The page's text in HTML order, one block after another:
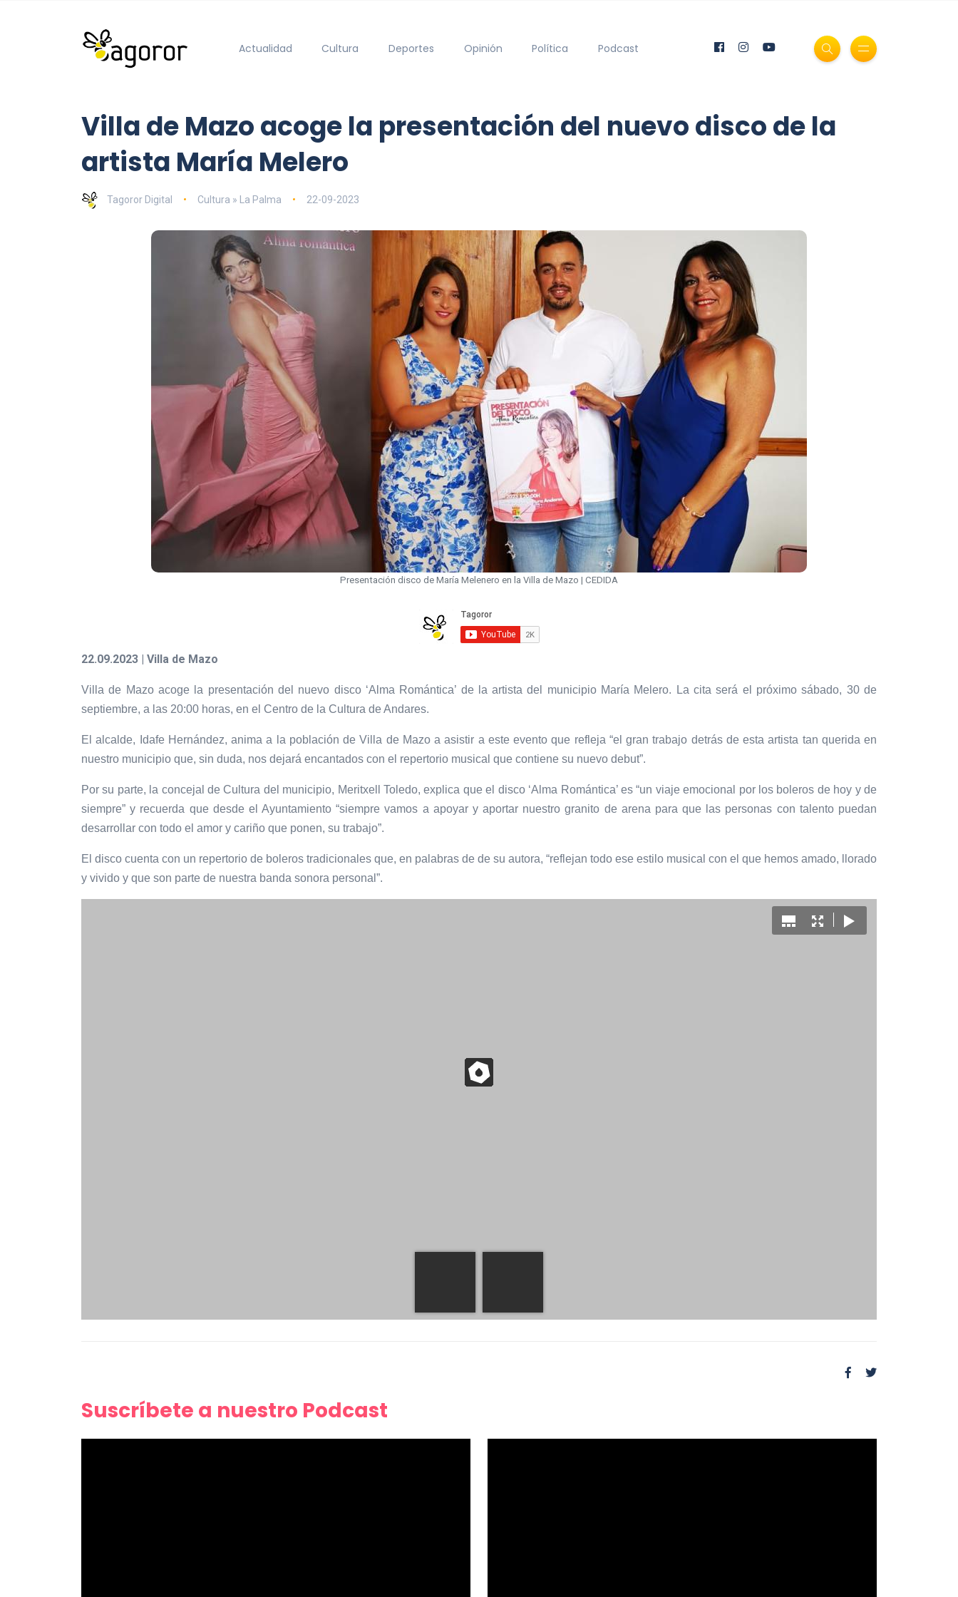
Actualidad Cultura Deportes Opinión Política Podcast
Villa de Mazo acoge la presentación del nuevo disco de la
artista María Melero
Tagoror Digital Cultura » La Palma 22-09-2023
Presentación disco de María Melenero en la Villa de Mazo | CEDIDA
22.09.2023 | Villa de Mazo
Villa de Mazo acoge la presentación del nuevo disco ‘Alma Romántica’ de la artista del municipio María Melero. La cita será el próximo sábado, 30 de
septiembre, a las 20:00 horas, en el Centro de la Cultura de Andares.
El alcalde, Idafe Hernández, anima a la población de Villa de Mazo a asistir a este evento que refleja “el gran trabajo detrás de esta artista tan querida en
nuestro municipio que, sin duda, nos dejará encantados con el repertorio musical que contiene su nuevo debut”.
Por su parte, la concejal de Cultura del municipio, Meritxell Toledo, explica que el disco ‘Alma Romántica’ es “un viaje emocional por los boleros de hoy y de
siempre” y recuerda que desde el Ayuntamiento “siempre vamos a apoyar y aportar nuestro granito de arena para que las personas con talento puedan
desarrollar con todo el amor y cariño que ponen, su trabajo”.
El disco cuenta con un repertorio de boleros tradicionales que, en palabras de de su autora, “reflejan todo ese estilo musical con el que hemos amado, llorado
y vivido y que son parte de nuestra banda sonora personal”.
Suscríbete a nuestro Podcast